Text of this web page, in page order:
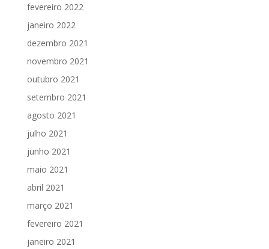
fevereiro 2022
janeiro 2022
dezembro 2021
novembro 2021
outubro 2021
setembro 2021
agosto 2021
julho 2021
junho 2021
maio 2021
abril 2021
março 2021
fevereiro 2021
janeiro 2021